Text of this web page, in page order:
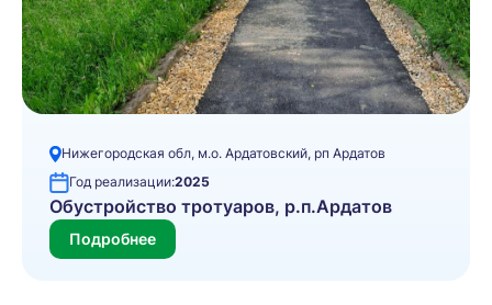
Нижегородская обл, м.о. Ардатовский, рп Ардатов
Год реализации:2025
Обустройство тротуаров, р.п.Ардатов
Подробнее